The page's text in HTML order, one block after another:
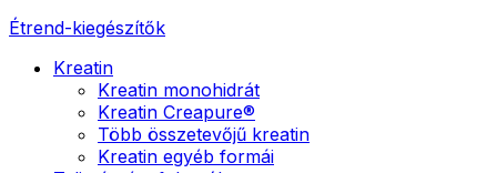
Étrend-kiegészítők
Kreatin
Kreatin monohidrát
Kreatin Creapure®
Több összetevőjű kreatin
Kreatin egyéb formái